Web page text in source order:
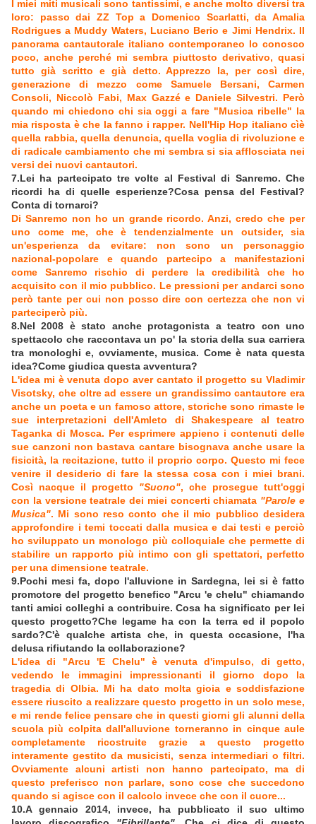
I miei miti musicali sono tantissimi, e anche molto diversi tra
loro: passo dai ZZ Top a Domenico Scarlatti, da Amalia
Rodrigues a Muddy Waters, Luciano Berio e Jimi Hendrix. Il
panorama cantautorale italiano contemporaneo lo conosco
poco, anche perché mi sembra piuttosto derivativo, quasi
tutto già scritto e già detto. Apprezzo la, per così dire,
generazione di mezzo come Samuele Bersani, Carmen
Consoli, Niccolò Fabi, Max Gazzé e Daniele Silvestri. Però
quando mi chiedono chi sia oggi a fare "Musica ribelle" la
mia risposta è che la fanno i rapper. Nell'Hip Hop italiano cìè
quella rabbia, quella denuncia, quella voglia di rivoluzione e
di radicale cambiamento che mi sembra si sia afflosciata nei
versi dei nuovi cantautori.
7.Lei ha partecipato tre volte al Festival di Sanremo. Che
ricordi ha di quelle esperienze?Cosa pensa del Festival?
Conta di tornarci?
Di Sanremo non ho un grande ricordo. Anzi, credo che per
uno come me, che è tendenzialmente un outsider, sia
un'esperienza da evitare: non sono un personaggio
nazional-popolare e quando partecipo a manifestazioni
come Sanremo rischio di perdere la credibilità che ho
acquisito con il mio pubblico. Le pressioni per andarci sono
però tante per cui non posso dire con certezza che non vi
parteciperò più.
8.Nel 2008 è stato anche protagonista a teatro con uno
spettacolo che raccontava un po' la storia della sua carriera
tra monologhi e, ovviamente, musica. Come è nata questa
idea?Come giudica questa avventura?
L'idea mi è venuta dopo aver cantato il progetto su Vladimir
Visotsky, che oltre ad essere un grandissimo cantautore era
anche un poeta e un famoso attore, storiche sono rimaste le
sue interpretazioni dell'Amleto di Shakespeare al teatro
Taganka di Mosca. Per esprimere appieno i contenuti delle
sue canzoni non bastava cantare bisognava anche usare la
fisicità, la recitazione, tutto il proprio corpo. Questo mi fece
venire il desiderio di fare la stessa cosa con i miei brani.
Così nacque il progetto "Suono", che prosegue tutt'oggi
con la versione teatrale dei miei concerti chiamata "Parole e
Musica". Mi sono reso conto che il mio pubblico desidera
approfondire i temi toccati dalla musica e dai testi e perciò
ho sviluppato un monologo più colloquiale che permette di
stabilire un rapporto più intimo con gli spettatori, perfetto
per una dimensione teatrale.
9.Pochi mesi fa, dopo l'alluvione in Sardegna, lei si è fatto
promotore del progetto benefico "Arcu 'e chelu" chiamando
tanti amici colleghi a contribuire. Cosa ha significato per lei
questo progetto?Che legame ha con la terra ed il popolo
sardo?C'è qualche artista che, in questa occasione, l'ha
delusa rifiutando la collaborazione?
L'idea di "Arcu 'E Chelu" è venuta d'impulso, di getto,
vedendo le immagini impressionanti il giorno dopo la
tragedia di Olbia. Mi ha dato molta gioia e soddisfazione
essere riuscito a realizzare questo progetto in un solo mese,
e mi rende felice pensare che in questi giorni gli alunni della
scuola più colpita dall'alluvione torneranno in cinque aule
completamente ricostruite grazie a questo progetto
interamente gestito da musicisti, senza intermediari o filtri.
Ovviamente alcuni artisti non hanno partecipato, ma di
questo preferisco non parlare, sono cose che succedono
quando si agisce con il calcolo invece che con il cuore...
10.A gennaio 2014, invece, ha pubblicato il suo ultimo